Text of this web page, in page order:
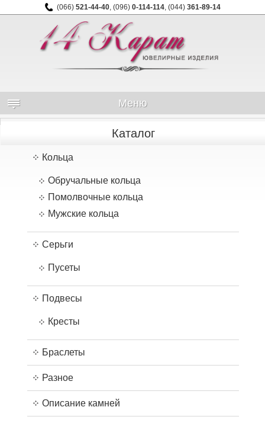
(066) 521-44-40, (096) 0-114-114, (044) 361-89-14
Меню
Каталог
Кольца
Обручальные кольца
Помолвочные кольца
Мужские кольца
Серьги
Пусеты
Подвесы
Кресты
Браслеты
Разное
Описание камней